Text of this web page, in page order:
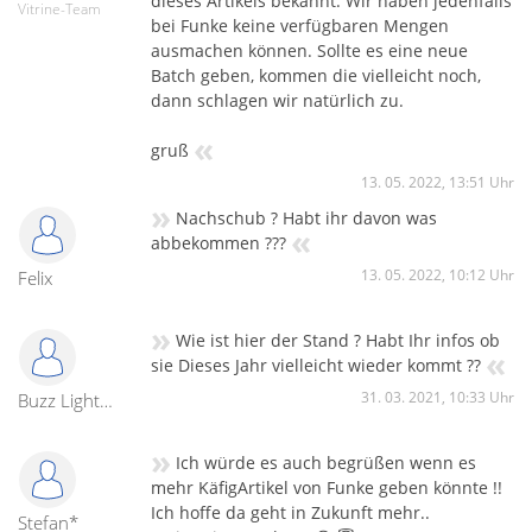
möchten auch dieses "Modell" einem Kunden zugänglich
machen, welcher möglicherweise auf Versand angewiesen ist.
Achtung2.0: Diese Box versteht sich als Sortiment. Ein
Verbindungspatent soll in Form von Silberaufklebern
Überkleben der Verbindungspunkte ausgeschlossen werden
soll. Alles weitere ist Euch überlassen, wir wünschen
Vitrine-Team
bei Funke keine verfügbaren Mengen
ausmachen können. Sollte es eine neue
Batch geben, kommen die vielleicht noch,
dann schlagen wir natürlich zu.
gruß «
13. 05. 2022, 13:51 Uhr
Felix
» Nachschub ? Habt ihr davon was
abbekommen ??? «
13. 05. 2022, 10:12 Uhr
Buzz Lightyear
» Wie ist hier der Stand ? Habt Ihr infos ob
sie Dieses Jahr vielleicht wieder kommt ?? «
31. 03. 2021, 10:33 Uhr
Stefan*
» Ich würde es auch begrüßen wenn es
mehr KäfigArtikel von Funke geben könnte !!
Ich hoffe da geht in Zukunft mehr..